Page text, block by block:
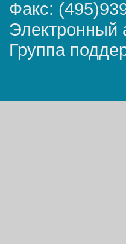
Факс:
Электронный
Группа